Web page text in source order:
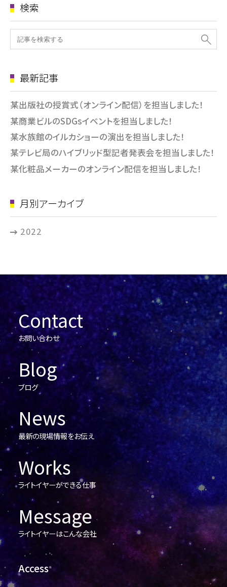
検索
最新記事
某出版社の授賞式（オンライン配信）を担当しました！
某商業ビルのSDGsイベントを担当しました！
某水族館のイルカショーの演出を担当しました！
某テレビ局のハイブリッド型記者発表会を担当しました！
某化粧品メーカーのオンライン配信を担当しました！
月別アーカイブ
2022
Contact
お問い合わせ
Blog
ブログ
News
最新の現場情報をお伝え
Works
ライトイヤーができる仕事
Message
ライトイヤーはこんな会社
Access